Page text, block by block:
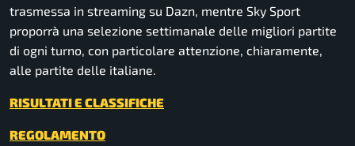
trasmessa in streaming su Dazn, mentre Sky Sport
proporrà una selezione settimanale delle migliori partite
di ogni turno, con particolare attenzione, chiaramente,
alle partite delle italiane.
RISULTATI E CLASSIFICHE
REGOLAMENTO